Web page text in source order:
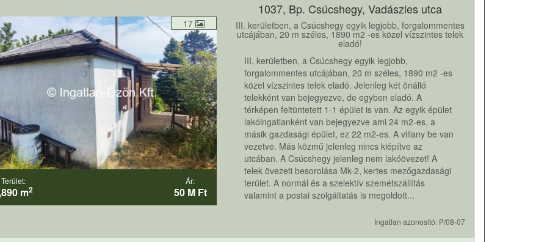
17
Terület:
m2
Ár:
50 M Ft
1037, Bp. Csúcshegy, Vadászles utca
III. kerületben, a Csúcshegy egyik legjobb, forgalommentes
utcájában, 20 m széles, 1890 m2 -es közel vízszintes telek
eladó!
III. kerületben, a Csúcshegy egyik legjobb,
forgalommentes utcájában, 20 m széles, 1890 m2 -es
közel vízszintes telek eladó. Jelenleg két önálló
telekként van bejegyezve, de egyben eladó. A
térképen feltüntetett 1-1 épület is van. Az egyik épület
lakóingatlanként van bejegyezve ami 24 m2-es, a
másik gazdasági épület, ez 22 m2-es. A villany be van
vezetve. Más közmű jelenleg nincs kiépítve az
utcában. A Csúcshegy jelenleg nem lakóövezet! A
telek övezeti besorolása Mk-2, kertes mezőgazdasági
terület. A normál és a szelektív szemétszállítás
valamint a postai szolgáltatás is megoldott...
Ingatlan azonosító: P/08-07